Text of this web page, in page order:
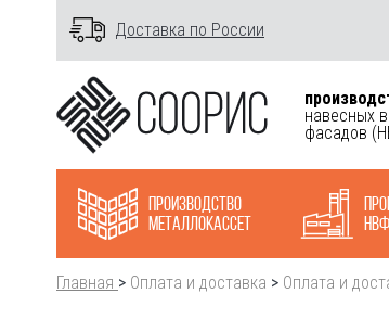
Доставка по России
навесных
фасадов
Производство
металлокасcет
НВФ
Главная > Оплата и доставка > Оплата и